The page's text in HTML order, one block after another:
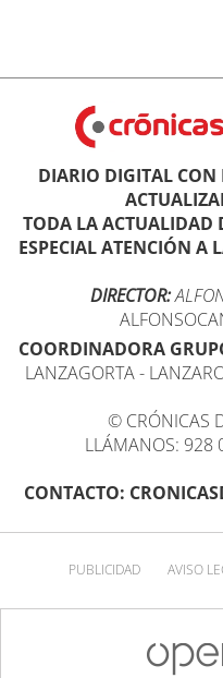
DIARIO DIGITAL
TODA LA ACTUALIDAD
ESPECIAL ATENCIÓN A
DIRECTOR:
COORDINADORA
LANZAGORTA -
© CRÓNICAS
LLÁMANOS: 928
CONTACTO:
PUBLICIDAD AVISO